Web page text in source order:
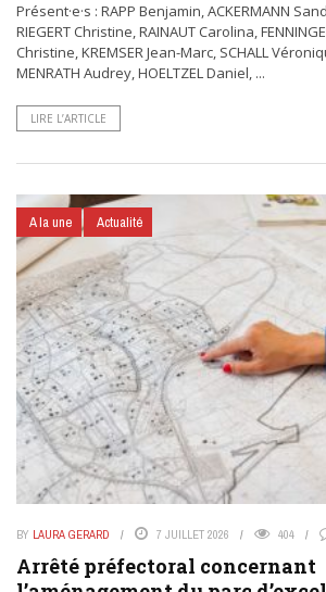
Présent·e·s : RAPP Benjamin, ACKERMANN
RIEGERT Christine, RAINAUT Carolina,
Christine, KREMSER Jean-Marc, SCHALL
MENRATH Audrey, HOELTZEL Daniel, ...
LIRE L’ARTICLE
A la une Actualité
BY LAURA GERARD 7 JUILLET 2026 404
Arrêté préfectoral concernant